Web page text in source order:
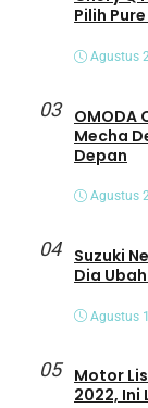
Pilih
Agustus
03
OMODA
Mecha
Depan
Agustus
04
Suzuki
Dia
Agustus
05
Motor
2022, Ini